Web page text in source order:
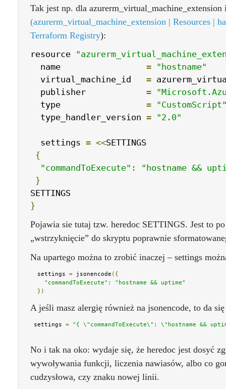
Tak jest np. dla azurerm_virtual_machine_extension
(azurerm_virtual_machine_extension | Resources |
Terraform Registry):
resource
  name
= "hostname"
  virtual_machine_id
=
  publisher
=
  type
=
  type_handler_version
= "2.0"
  settings
= <<SETTINGS
{
"commandToExecute" :
"hostname &&
}
}
Pojawia sie tutaj tzw. heredoc SETTINGS. Jest to
„wstrzyknięcie” do skryptu poprawnie
Na upartego można to zrobić inaczej – settings
  settings
= jsonencode ({
"commandToExecute" :
"hostname && uptime"
})
A jeśli masz alergię również na jsonencode, to da
settings = "{ \"commandToExecute\": \"hostname &&
No i tak na oko: wydaje się, że heredoc jest dosyć
wywoływania funkcji, liczenia nawiasów, albo co
cudzysłowa, czy znaku nowej linii.